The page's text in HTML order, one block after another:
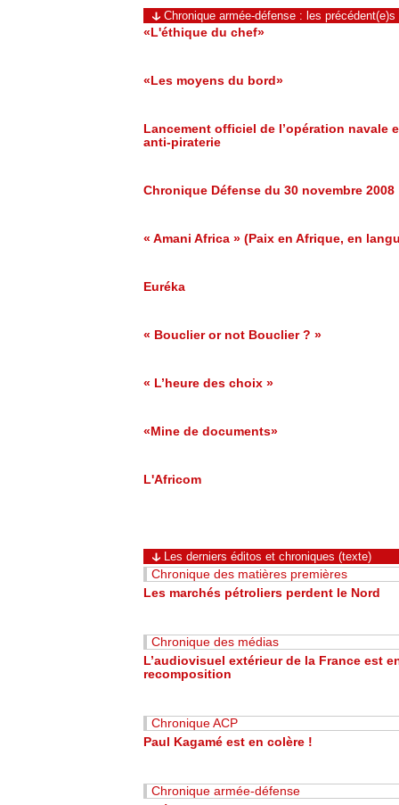
Chronique armée-défense : les précédent(e)s
«L'éthique du chef»
«Les moyens du bord»
Lancement officiel de l’opération navale
anti-piraterie
Chronique Défense du 30 novembre 2008
« Amani Africa » (Paix en Afrique, en
Euréka
« Bouclier or not Bouclier ? »
« L’heure des choix »
«Mine de documents»
L'Africom
Les derniers éditos et chroniques (texte)
Chronique des matières premières
Les marchés pétroliers perdent le Nord
Chronique des médias
L’audiovisuel extérieur de la France est
recomposition
Chronique ACP
Paul Kagamé est en colère !
Chronique armée-défense